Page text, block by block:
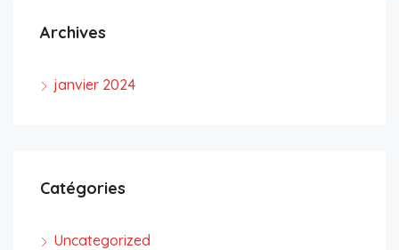
Archives
janvier 2024
Catégories
Uncategorized